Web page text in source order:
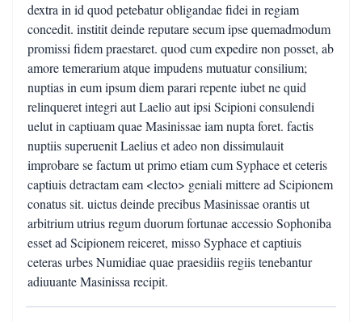
dextra in id quod petebatur obligandae fidei in regiam
concedit. institit deinde reputare secum ipse quemadmodum
promissi fidem praestaret. quod cum expedire non posset, ab
amore temerarium atque impudens mutuatur consilium;
nuptias in eum ipsum diem parari repente iubet ne quid
relinqueret integri aut Laelio aut ipsi Scipioni consulendi
uelut in captiuam quae Masinissae iam nupta foret. factis
nuptiis superuenit Laelius et adeo non dissimulauit
improbare se factum ut primo etiam cum Syphace et ceteris
captiuis detractam eam <lecto> geniali mittere ad Scipionem
conatus sit. uictus deinde precibus Masinissae orantis ut
arbitrium utrius regum duorum fortunae accessio Sophoniba
esset ad Scipionem reiceret, misso Syphace et captiuis
ceteras urbes Numidiae quae praesidiis regiis tenebantur
adiuuante Masinissa recipit.